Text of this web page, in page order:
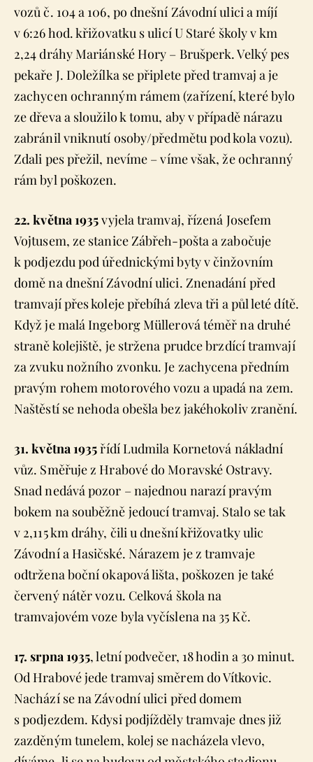
vozů č. 104 a 106, po dnešní Závodní ulici a míjí
v 6:26 hod. křižovatku s ulicí U Staré školy v km
2,24 dráhy Mariánské Hory – Brušperk. Velký pes
pekaře J. Doležílka se připlete před tramvaj a je
zachycen ochranným rámem (zařízení, které bylo
ze dřeva a sloužilo k tomu, aby v případě nárazu
zabránil vniknutí osoby/předmětu pod kola vozu).
Zdali pes přežil, nevíme – víme však, že ochranný
rám byl poškozen.
22. května 1935vyjela tramvaj, řízená Josefem
Vojtusem, ze stanice Zábřeh-pošta a zabočuje
k podjezdu pod úřednickými byty v činžovním
domě na dnešní Závodní ulici. Znenadání před
tramvají přes koleje přebíhá zleva tři a půl leté dítě.
Když je malá Ingeborg Müllerová téměř na druhé
straně kolejiště, je stržena prudce brzdící tramvají
za zvuku nožního zvonku. Je zachycena předním
pravým rohem motorového vozu a upadá na zem.
Naštěstí se nehoda obešla bez jakéhokoliv zranění.
31. května 1935řídí Ludmila Kornetová nákladní
vůz. Směřuje z Hrabové do Moravské Ostravy.
Snad nedává pozor – najednou narazí pravým
bokem na souběžně jedoucí tramvaj. Stalo se tak
v 2,115 km dráhy, čili u dnešní křižovatky ulic
Závodní a Hasičské. Nárazem je z tramvaje
odtržena boční okapová lišta, poškozen je také
červený nátěr vozu. Celková škola na
tramvajovém voze byla vyčíslena na 35 Kč.
17. srpna 1935, letní podvečer, 18 hodin a 30 minut.
Od Hrabové jede tramvaj směrem do Vítkovic.
Nachází se na Závodní ulici před domem
s podjezdem. Kdysi podjížděly tramvaje dnes již
zazděným tunelem, kolej se nacházela vlevo,